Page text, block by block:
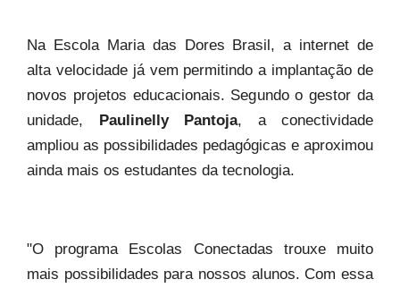
Na Escola Maria das Dores Brasil, a internet de
alta velocidade já vem permitindo a implantação de
novos projetos educacionais. Segundo o gestor da
unidade, Paulinelly Pantoja, a conectividade
ampliou as possibilidades pedagógicas e aproximou
ainda mais os estudantes da tecnologia.
"O programa Escolas Conectadas trouxe muito
mais possibilidades para nossos alunos. Com essa